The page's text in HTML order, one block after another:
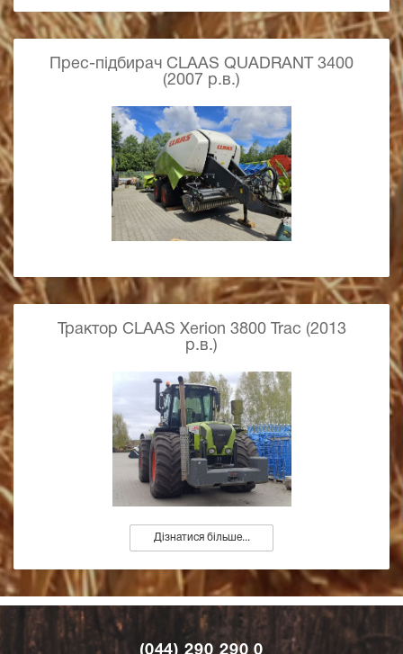
Прес-підбирач CLAAS QUADRANT 3400
(2007 р.в.)
Трактор CLAAS Xerion 3800 Trac (2013
р.в.)
Дізнатися більше...
(044) 290 290 0